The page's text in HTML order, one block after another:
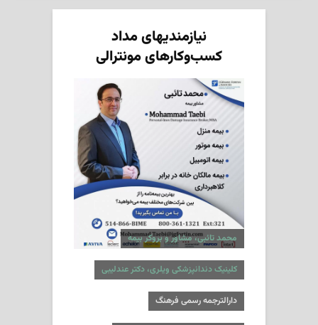
نیازمندیهای مداد
کسب‌وکارهای مونترالی
محمد تائبی، مشاور و بروکر بیمه
کلینیک دندانپزشکی ویلری، دکتر عندلیبی
دارالترجمه رسمی فرهنگ